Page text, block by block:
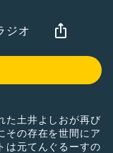
ジオ
た土井よしおが再び
その存在を世間にア
は元てんぐるーすの